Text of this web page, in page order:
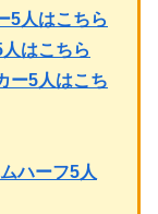
5人はこちら
はこちら
ー5人はこち
ハーフ5人